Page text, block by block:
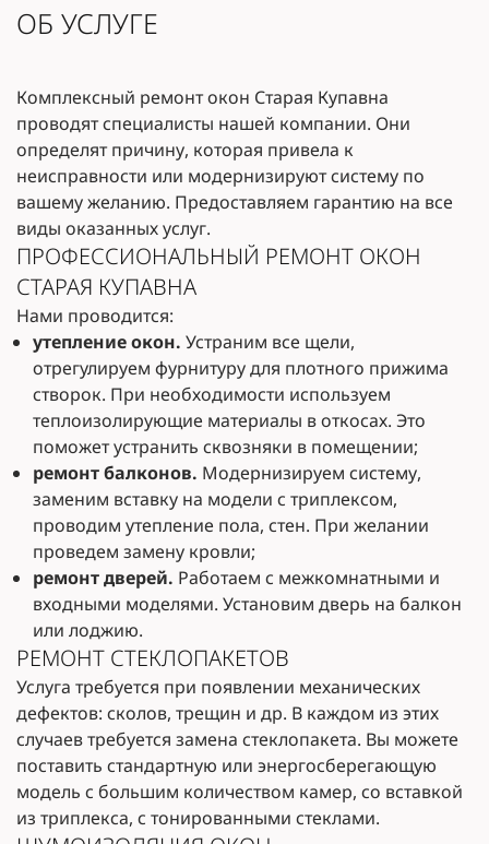
ОБ УСЛУГЕ
Комплексный ремонт окон Старая Купавна
проводят специалисты нашей компании. Они
определят причину, которая привела к
неисправности или модернизируют систему по
вашему желанию. Предоставляем гарантию на все
виды оказанных услуг.
ПРОФЕССИОНАЛЬНЫЙ РЕМОНТ ОКОН
СТАРАЯ КУПАВНА
Нами проводится:
утепление окон. Устраним все щели,
отрегулируем фурнитуру для плотного прижима
створок. При необходимости используем
теплоизолирующие материалы в откосах. Это
поможет устранить сквозняки в помещении;
ремонт балконов. Модернизируем систему,
заменим вставку на модели с триплексом,
проводим утепление пола, стен. При желании
проведем замену кровли;
ремонт дверей. Работаем с межкомнатными и
входными моделями. Установим дверь на балкон
или лоджию.
РЕМОНТ СТЕКЛОПАКЕТОВ
Услуга требуется при появлении механических
дефектов: сколов, трещин и др. В каждом из этих
случаев требуется замена стеклопакета. Вы можете
поставить стандартную или энергосберегающую
модель с большим количеством камер, со вставкой
из триплекса, с тонированными стеклами.